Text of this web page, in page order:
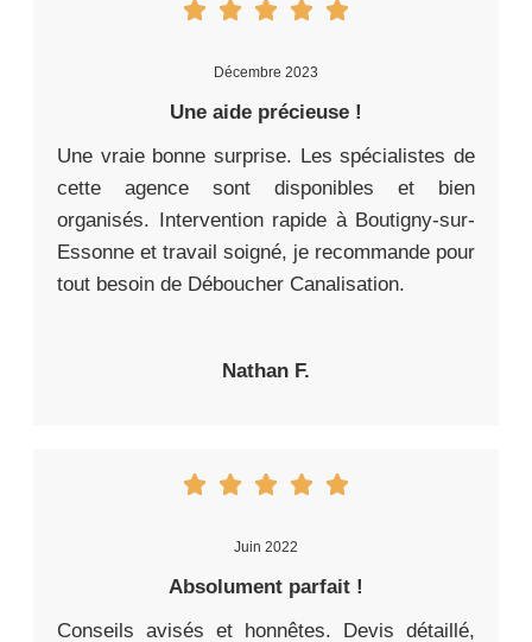
Décembre 2023
Une aide précieuse !
Une vraie bonne surprise. Les spécialistes de
cette agence sont disponibles et bien
organisés. Intervention rapide à Boutigny-sur-
Essonne et travail soigné, je recommande pour
tout besoin de Déboucher Canalisation.
Nathan F.
Juin 2022
Absolument parfait !
Conseils avisés et honnêtes. Devis détaillé,